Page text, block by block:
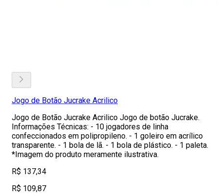
Jogo de Botão Jucrake Acrilico
Jogo de Botão Jucrake Acrilico Jogo de botão Jucrake.
Informações Técnicas: - 10 jogadores de linha
confeccionados em polipropileno. - 1 goleiro em acrílico
transparente. - 1 bola de lã. - 1 bola de plástico. - 1 paleta.
*Imagem do produto meramente ilustrativa.
R$ 137,34
R$ 109,87